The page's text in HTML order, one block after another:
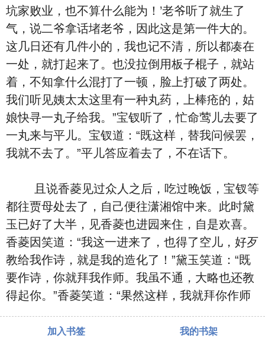
坑家败业，也不算什么能为！’老爷听了就生了
气，说二爷拿话堵老爷，因此这是第一件大的。
这几日还有几件小的，我也记不清，所以都凑在
一处，就打起来了。也没拉倒用板子棍子，就站
着，不知拿什么混打了一顿，脸上打破了两处。
我们听见姨太太这里有一种丸药，上棒疮的，姑
娘快寻一丸子给我。”宝钗听了，忙命莺儿去要了
一丸来与平儿。宝钗道：“既这样，替我问候罢，
我就不去了。”平儿答应着去了，不在话下。
且说香菱见过众人之后，吃过晚饭，宝钗等
都往贾母处去了，自己便往潇湘馆中来。此时黛
玉已好了大半，见香菱也进园来住，自是欢喜。
香菱因笑道：“我这一进来了，也得了空儿，好歹
教给我作诗，就是我的造化了！”黛玉笑道：“既
要作诗，你就拜我作师。我虽不通，大略也还教
得起你。”香菱笑道：“果然这样，我就拜你作师
加入书签 我的书架